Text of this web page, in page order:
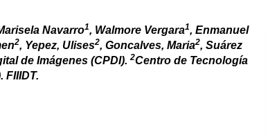
Navarro1, Walmore Vergara1, Enmanuel
2, Yepez, Ulises2, Goncalves, Maria2, Suárez
de Imágenes (CPDI).2Centro de Tecnología
FIIIDT.